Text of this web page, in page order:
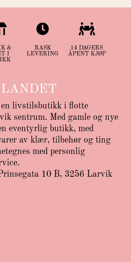
&
I

RASK
LEVERING

14 DAGERS
ÅPENT KJØP
en livstilsbutikk i flotte
sentrum. Med gamle og nye
eventyrlig butikk, med
av klær, tilbehør og ting
med personlig
10 B, 3256 Larvik